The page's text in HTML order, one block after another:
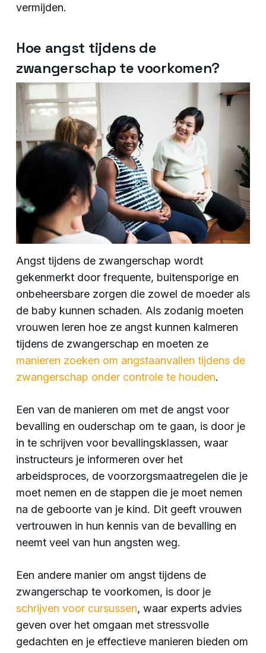
vermijden.
Hoe angst tijdens de
zwangerschap te voorkomen?
Angst tijdens de zwangerschap wordt
gekenmerkt door frequente, buitensporige en
onbeheersbare zorgen die zowel de moeder als
de baby kunnen schaden. Als zodanig moeten
vrouwen leren hoe ze angst kunnen kalmeren
tijdens de zwangerschap en moeten ze
manieren zoeken om angstaanvallen tijdens de
zwangerschap onder controle te houden.
Een van de manieren om met de angst voor
bevalling en ouderschap om te gaan, is door je
in te schrijven voor bevallingsklassen, waar
instructeurs je informeren over het
arbeidsproces, de voorzorgsmaatregelen die je
moet nemen en de stappen die je moet nemen
na de geboorte van je kind. Dit geeft vrouwen
vertrouwen in hun kennis van de bevalling en
neemt veel van hun angsten weg.
Een andere manier om angst tijdens de
zwangerschap te voorkomen, is door je
schrijven voor cursussen, waar experts advies
geven over het omgaan met stressvolle
gedachten en je effectieve manieren bieden om